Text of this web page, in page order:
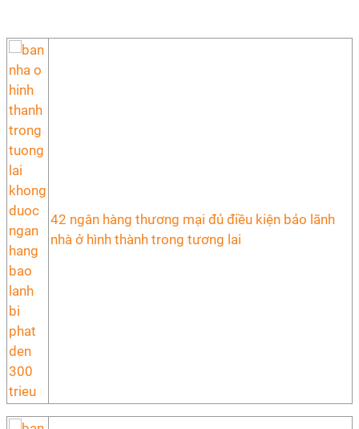
42 ngân hàng thương mại đủ điều kiện bảo lãnh
nhà ở hình thành trong tương lai